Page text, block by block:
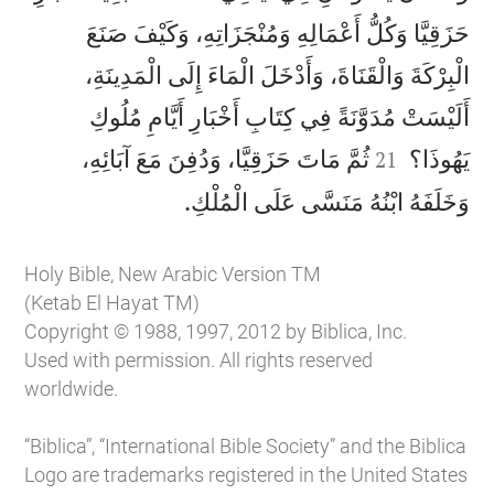
حَزَقِيَّا وَكُلُّ أَعْمَالِهِ وَمُنْجَزَاتِهِ، وَكَيْفَ صَنَعَ
الْبِرْكَةَ وَالْقَنَاةَ، وَأَدْخَلَ الْمَاءَ إِلَى الْمَدِينَةِ،
أَلَيْسَتْ مُدَوَّنَةً فِي كِتَابِ أَخْبَارِ أَيَّامِ مُلُوكِ
يَهُوذَا؟ 

21 ثُمَّ مَاتَ حَزَقِيَّا، وَدُفِنَ مَعَ آبَائِهِ،
وَخَلَفَهُ ابْنُهُ مَنَسَّى عَلَى الْمُلْكِ.
Holy Bible, New Arabic Version TM
(Ketab El Hayat TM)
Copyright © 1988, 1997, 2012 by Biblica, Inc.
Used with permission. All rights reserved
worldwide.
“Biblica”, “International Bible Society” and the Biblica
Logo are trademarks registered in the United States